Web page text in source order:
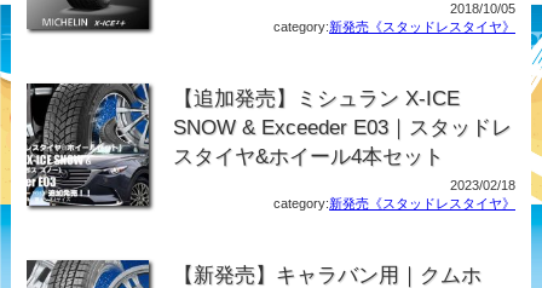
2018/10/05
category:新発売《スタッドレスタイヤ》
【追加発売】ミシュラン X-ICE
SNOW & Exceeder E03｜スタッドレ
スタイヤ&ホイール4本セット
2023/02/18
category:新発売《スタッドレスタイヤ》
【新発売】キャラバン用｜クムホ